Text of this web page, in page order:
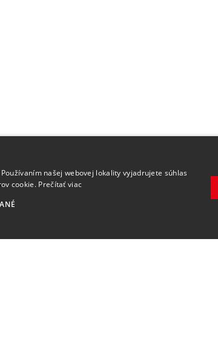
našej webovej lokality vyjadrujete súhlas
cookie. Prečítať viac